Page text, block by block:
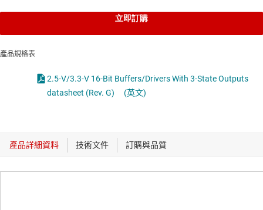
立即訂購
產品規格表
2.5-V/3.3-V 16-Bit Buffers/Drivers With 3-State Outputs
datasheet (Rev. G)
(英文)